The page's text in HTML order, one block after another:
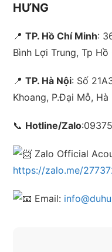
HƯNG
📍TP. Hồ Chí Minh:
Bình Lợi Trung, Tp Hồ
📍TP. Hà Nội: Số
Khoang, P.Đại Mỗ, Hà
📞 Hotline/Zalo:
Zalo Official
https://zalo.me/
Email: